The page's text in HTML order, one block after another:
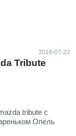
2016-07-22
Tribute
tribute с
Опель